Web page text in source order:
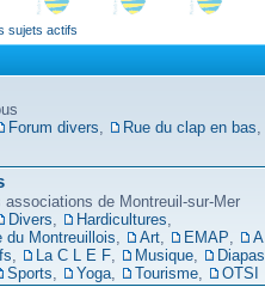
sujets actifs
Forum divers, Rue du clap en bas,
associations de Montreuil-sur-Mer
Divers, Hardicultures,
du Montreuillois, Art, EMAP,
, La C L E F, Musique,
Sports, Yoga, Tourisme, OTSI